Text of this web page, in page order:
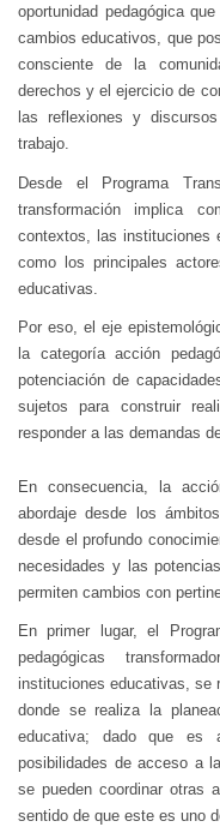
oportunidad pedagógica
cambios educativos, que
consciente de la
derechos y el ejercicio de
las reflexiones y
trabajo.
Desde el Programa
transformación implica
contextos, las instituciones
como los principales
educativas.
Por eso, el eje
la categoría acción
potenciación de
sujetos para construir
responder a las demandas
En consecuencia, la
abordaje desde los
desde el profundo
necesidades y las
permiten cambios con
En primer lugar, el
pedagógicas
instituciones educativas, se
donde se realiza la
educativa; dado que es
posibilidades de acceso a
se pueden coordinar otras
sentido de que este es uno